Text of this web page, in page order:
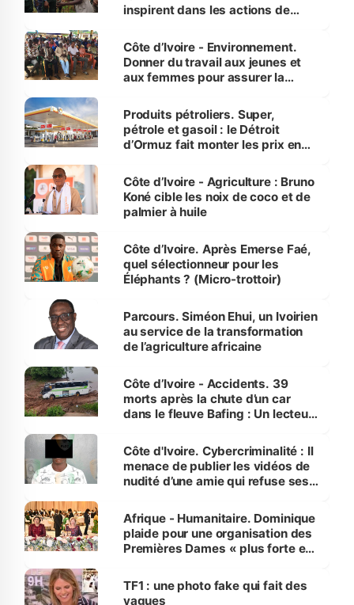
inspirent dans les actions de
Côte d’Ivoire - Environnement.
Donner du travail aux jeunes et
aux femmes pour assurer la
menacées
Produits pétroliers. Super,
pétrole et gasoil : le Détroit
d’Ormuz fait monter les prix en
Côte d’Ivoire - Agriculture : Bruno
Koné cible les noix de coco et de
palmier à huile
Côte d’Ivoire. Après Emerse Faé,
quel sélectionneur pour les
Éléphants ? (Micro-trottoir)
Parcours. Siméon Ehui, un Ivoirien
au service de la transformation
de l’agriculture africaine
Côte d’Ivoire - Accidents. 39
morts après la chute d’un car
dans le fleuve Bafing : Un lecteur
des Transports
Côte d'Ivoire. Cybercriminalité : Il
menace de publier les vidéos de
nudité d’une amie qui refuse ses
Afrique - Humanitaire. Dominique
plaide pour une organisation des
Premières Dames « plus forte et
sur la scène internationale »
TF1 : une photo fake qui fait des
vagues